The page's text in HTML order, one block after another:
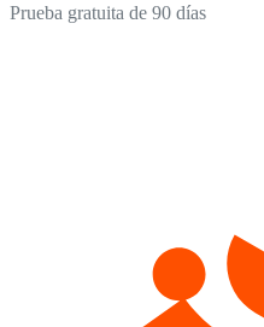
Prueba gratuita de 90 días